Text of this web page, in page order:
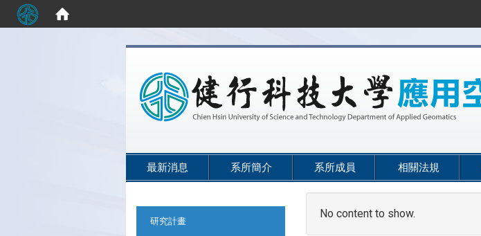
最新消息 系所簡介 系所成員 相關法規
研究計畫
No content to show.